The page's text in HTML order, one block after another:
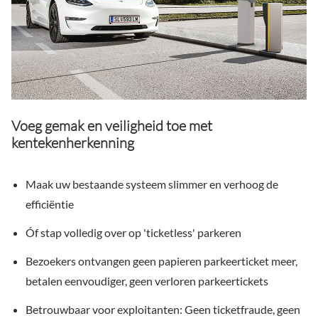
Voeg gemak en veiligheid toe met
kentekenherkenning
Maak uw bestaande systeem slimmer en verhoog de
efficiëntie
Óf stap volledig over op 'ticketless' parkeren
Bezoekers ontvangen geen papieren parkeerticket meer,
betalen eenvoudiger, geen verloren parkeertickets
Betrouwbaar voor exploitanten: Geen ticketfraude, geen